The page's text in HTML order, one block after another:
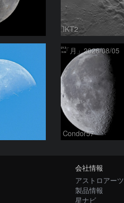
IKT2
「月」2026/08/05
Condor57
会社情報
アストロアーツ
製品情報
星ナビ